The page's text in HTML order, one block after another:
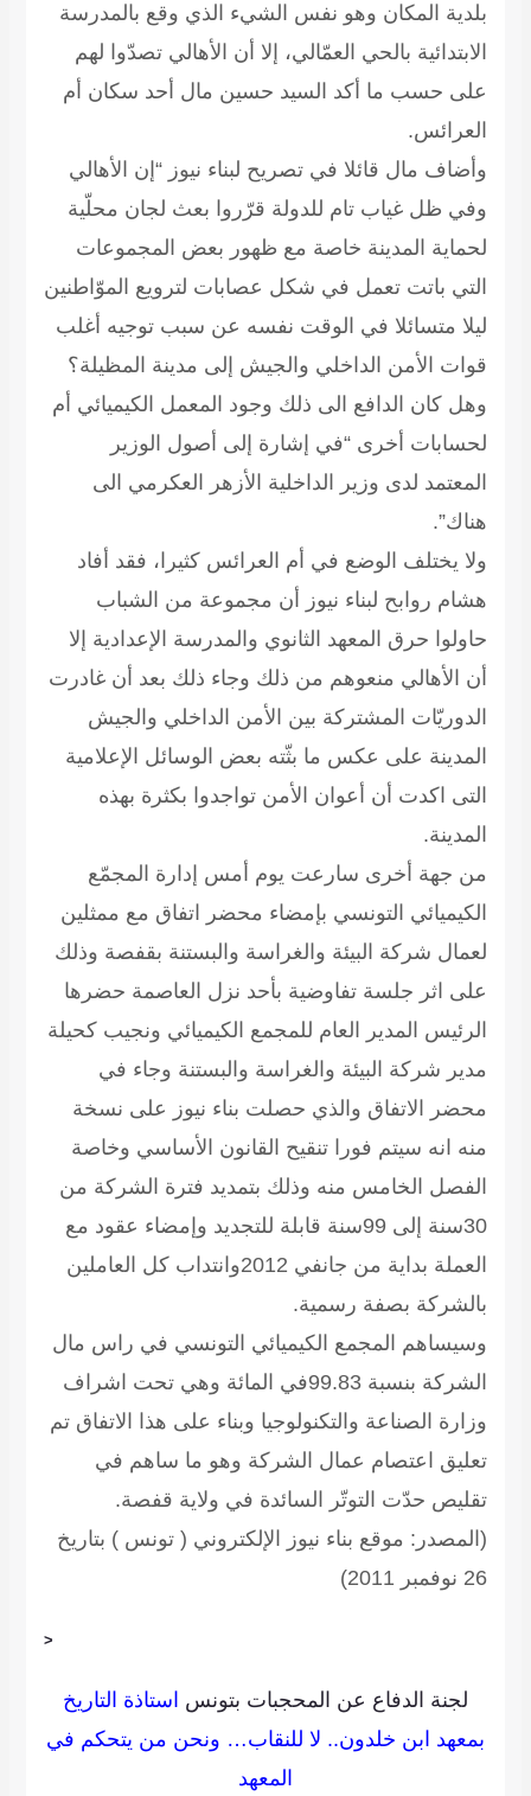
بلدية المكان وهو نفس الشيء الذي وقع بالمدرسة
الابتدائية بالحي العمّالي، إلا أن الأهالي تصدّوا لهم
على حسب ما أكد السيد حسين مال أحد سكان أم
العرائس.
وأضاف مال قائلا في تصريح لبناء نيوز “إن الأهالي
وفي ظل غياب تام للدولة قرّروا بعث لجان محلّية
لحماية المدينة خاصة مع ظهور بعض المجموعات
التي باتت تعمل في شكل عصابات لترويع الموّاطنين
ليلا متسائلا في الوقت نفسه عن سبب توجيه أغلب
قوات الأمن الداخلي والجيش إلى مدينة المظيلة؟
وهل كان الدافع الى ذلك وجود المعمل الكيميائي أم
لحسابات أخرى “في إشارة إلى أصول الوزير
المعتمد لدى وزير الداخلية الأزهر العكرمي الى
هناك”.
ولا يختلف الوضع في أم العرائس كثيرا، فقد أفاد
هشام روابح لبناء نيوز أن مجموعة من الشباب
حاولوا حرق المعهد الثانوي والمدرسة الإعدادية إلا
أن الأهالي منعوهم من ذلك وجاء ذلك بعد أن غادرت
الدوريّات المشتركة بين الأمن الداخلي والجيش
المدينة على عكس ما بثّته بعض الوسائل الإعلامية
التى اكدت أن أعوان الأمن تواجدوا بكثرة بهذه
المدينة.
من جهة أخرى سارعت يوم أمس إدارة المجمّع
الكيميائي التونسي بإمضاء محضر اتفاق مع ممثلين
لعمال شركة البيئة والغراسة والبستنة بقفصة وذلك
على اثر جلسة تفاوضية بأحد نزل العاصمة حضرها
الرئيس المدير العام للمجمع الكيميائي ونجيب كحيلة
مدير شركة البيئة والغراسة والبستنة وجاء في
محضر الاتفاق والذي حصلت بناء نيوز على نسخة
منه انه سيتم فورا تنقيح القانون الأساسي وخاصة
الفصل الخامس منه وذلك بتمديد فترة الشركة من
30سنة إلى 99سنة قابلة للتجديد وإمضاء عقود مع
العملة بداية من جانفي 2012وانتداب كل العاملين
بالشركة بصفة رسمية.
وسيساهم المجمع الكيميائي التونسي في راس مال
الشركة بنسبة 99.83في المائة وهي تحت اشراف
وزارة الصناعة والتكنولوجيا وبناء على هذا الاتفاق تم
تعليق اعتصام عمال الشركة وهو ما ساهم في
تقليص حدّت التوتّر السائدة في ولاية قفصة.
(المصدر: موقع بناء نيوز الإلكتروني ( تونس ) بتاريخ
26 نوفمبر 2011)
<
لجنة الدفاع عن المحجبات بتونس استاذة التاريخ
بمعهد ابن خلدون.. لا للنقاب… ونحن من يتحكم في
المعهد